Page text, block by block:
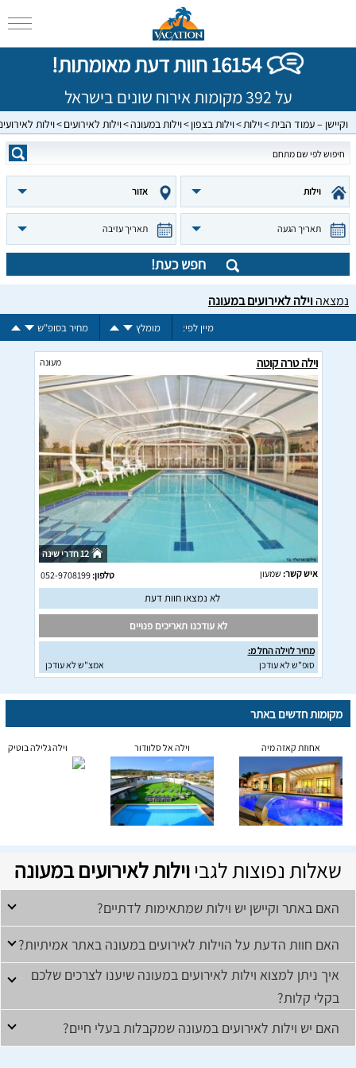
16154 חוות דעת מאומתות!
על 392 מקומות אירוח שונים בישראל
וקיישן – עמוד הבית וילות וילות בצפון וילות במעונה וילות לאירועים וילות
וילות אזור
תאריך הגעה תאריך עזיבה
חפש כעת!
נמצאהוילה לאירועים במעונה
מיין לפי: מומלץ מחיר בסופ"ש
וילה טרה קוטה מעונה
12 חדרי שינה
איש קשר: שמעון טלפון:052-9708199
לא נמצאו חוות דעת
לא עודכנו תאריכים פנויים
מחיר לוילה החל מ:
סופ"ש לא עודכן
אמצ"ש לא עודכן
מקומות חדשים באתר
אחוזת קאזה מיה וילה אל סלוודור וילה גלילה בוטיק
שאלות נפוצות לגביוילות לאירועים במעונה
האם באתר וקיישן יש וילות שמתאימות לדתיים?
האם חוות הדעת על הוילות לאירועים במעונה באתר אמיתיות?
איך ניתן למצוא וילות לאירועים במעונה שיענו לצרכים שלכם
בקלי קלות?
האם יש וילות לאירועים במעונה שמקבלות בעלי חיים?